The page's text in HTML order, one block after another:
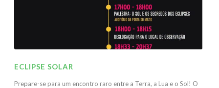
ECLIPSE SOLAR
Prepare-se para um encontro raro entre a Terra, a Lua e o Sol! O